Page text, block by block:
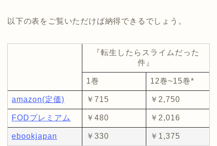
以下の表をご覧いただけば納得できるでしょう。
『転生したらスライムだった
件』
1巻 12巻~15巻*
amazon(定価) ￥715 ￥2,750
FODプレミアム ￥480 ￥2,016
ebookjapan ￥330 ￥1,375